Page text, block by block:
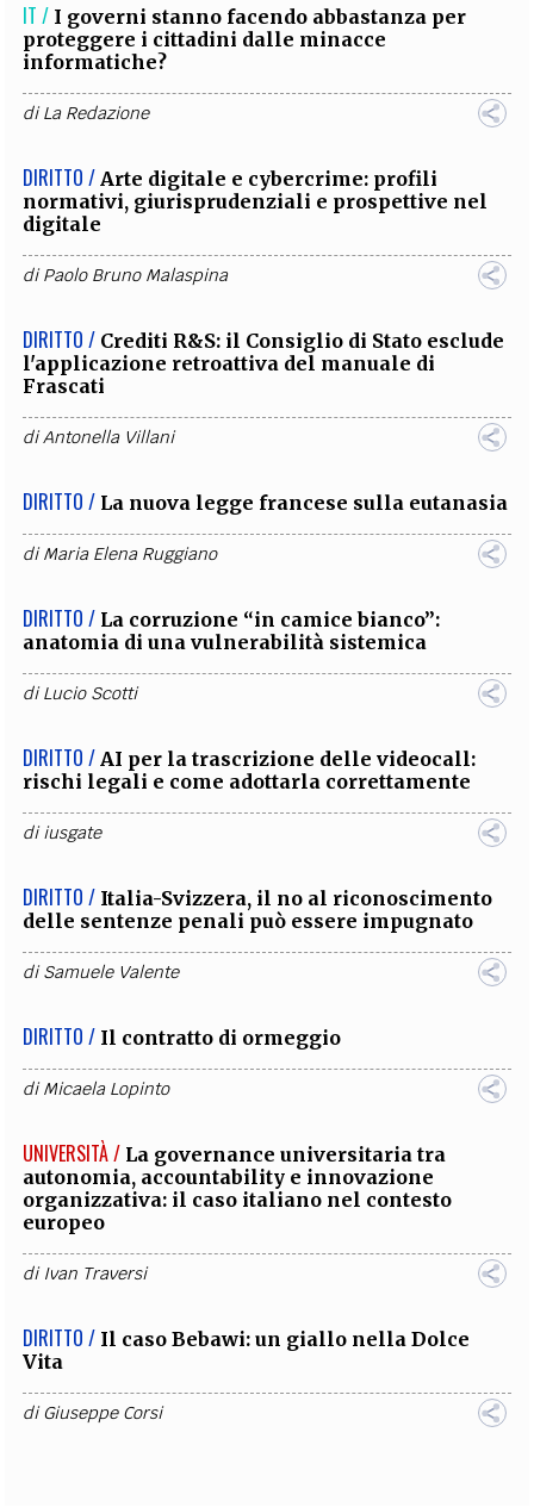
IT / I governi stanno facendo abbastanza per
proteggere i cittadini dalle minacce
informatiche?
diLa Redazione
DIRITTO / Arte digitale e cybercrime: profili
normativi, giurisprudenziali e prospettive nel
digitale
diPaolo Bruno Malaspina
DIRITTO / Crediti R&S: il Consiglio di Stato esclude
l'applicazione retroattiva del manuale di
Frascati
diAntonella Villani
DIRITTO / La nuova legge francese sulla eutanasia
diMaria Elena Ruggiano
DIRITTO / La corruzione “in camice bianco”:
anatomia di una vulnerabilità sistemica
diLucio Scotti
DIRITTO / AI per la trascrizione delle videocall:
rischi legali e come adottarla correttamente
diiusgate
DIRITTO / Italia-Svizzera, il no al riconoscimento
delle sentenze penali può essere impugnato
diSamuele Valente
DIRITTO / Il contratto di ormeggio
diMicaela Lopinto
UNIVERSITÀ / La governance universitaria tra
autonomia, accountability e innovazione
organizzativa: il caso italiano nel contesto
europeo
di Ivan Traversi
DIRITTO / Il caso Bebawi: un giallo nella Dolce
Vita
diGiuseppe Corsi